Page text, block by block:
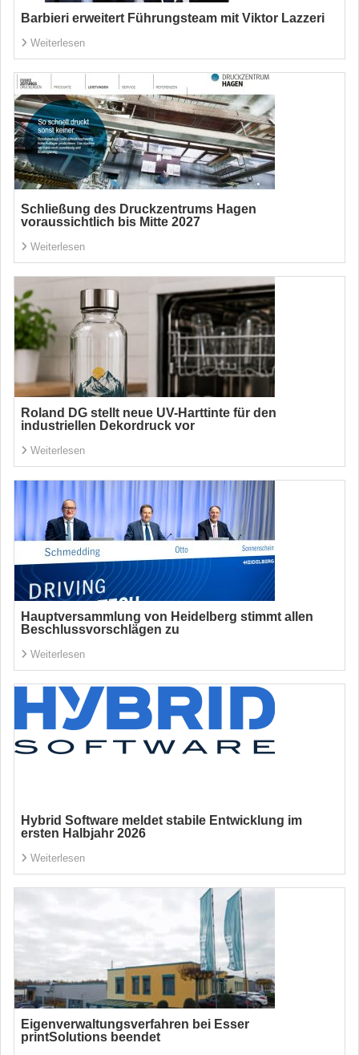
Barbieri erweitert Führungsteam mit Viktor Lazzeri
Weiterlesen
Schließung des Druckzentrums Hagen
voraussichtlich bis Mitte 2027
Weiterlesen
Roland DG stellt neue UV-Harttinte für den
industriellen Dekordruck vor
Weiterlesen
Hauptversammlung von Heidelberg stimmt allen
Beschlussvorschlägen zu
Weiterlesen
Hybrid Software meldet stabile Entwicklung im
ersten Halbjahr 2026
Weiterlesen
Eigenverwaltungsverfahren bei Esser
printSolutions beendet